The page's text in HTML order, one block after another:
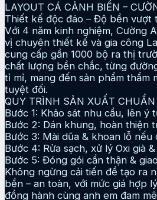
LAYOUT CÁ CẢNH BIỂN –
Thiết kế độc đáo – Độ bền vượt
Với 4 năm kinh nghiệm, Cường
vị chuyên thiết kế và gia công
cung cấp gần 1000 bộ ra thị
chất lượng bền chắc, từng
tỉ mỉ, mang đến sản phẩm thẩm
tuyệt đối.
QUY TRÌNH SẢN XUẤT CHUẨN
Bước 1: Khảo sát nhu cầu, lên ý
Bước 2: Dán khung, hoàn thiện
Bước 3: Mài dũa & khoan lỗ nếu
Bước 4: Rửa sạch, xử lý Oxi già
Bước 5: Đóng gói cẩn thận &
Không ngừng cải tiến để tạo ra
bền – an toàn, với mức giá hợp
đồng hành cùng anh em đam